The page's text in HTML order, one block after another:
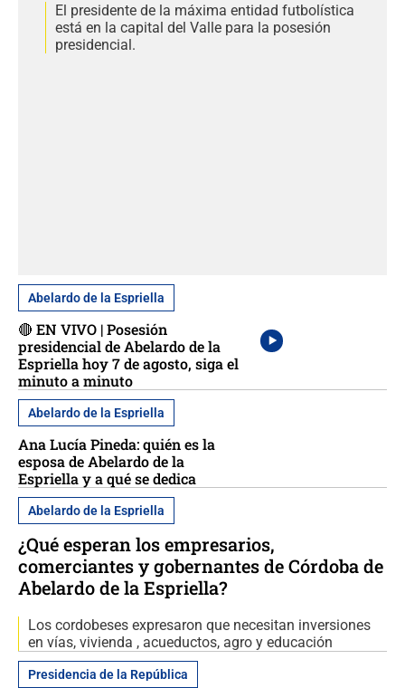
El presidente de la máxima entidad futbolística
está en la capital del Valle para la posesión
presidencial.
Abelardo de la Espriella
🔴 EN VIVO | Posesión
presidencial de Abelardo de la
Espriella hoy 7 de agosto, siga el
minuto a minuto
Abelardo de la Espriella
Ana Lucía Pineda: quién es la
esposa de Abelardo de la
Espriella y a qué se dedica
Abelardo de la Espriella
¿Qué esperan los empresarios,
comerciantes y gobernantes de Córdoba de
Abelardo de la Espriella?
Los cordobeses expresaron que necesitan inversiones
en vías, vivienda , acueductos, agro y educación
Presidencia de la República